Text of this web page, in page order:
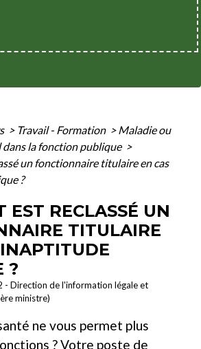
> Travail - Formation > Maladie ou
la fonction publique >
un fonctionnaire titulaire en cas
?
EST RECLASSÉ UN
TITULAIRE
?
- Direction de l'information légale et
ministre)
ne vous permet plus
? Votre poste de